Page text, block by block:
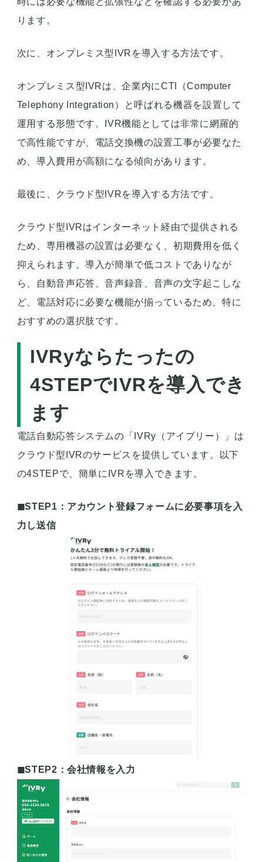
ります。
次に、オンプレミス型IVRを導入する方法です。
オンプレミス型IVRは、企業内にCTI（Computer
Telephony Integration）と呼ばれる機器を設置して
運用する形態です。IVR機能としては非常に網羅的
で高性能ですが、電話交換機の設置工事が必要なた
め、導入費用が高額になる傾向があります。
最後に、クラウド型IVRを導入する方法です。
クラウド型IVRはインターネット経由で提供される
ため、専用機器の設置は必要なく、初期費用を低く
抑えられます。導入が簡単で低コストでありなが
ら、自動音声応答、音声録音、音声の文字起こしな
ど、電話対応に必要な機能が揃っているため、特に
おすすめの選択肢です。
IVRyならたったの
4STEPでIVRを導入でき
ます
電話自動応答システムの「IVRy（アイブリー）」は
クラウド型IVRのサービスを提供しています。以下
の4STEPで、簡単にIVRを導入できます。
◼︎STEP1：アカウント登録フォームに必要事項を入
力し送信
◼︎STEP2：会社情報を入力